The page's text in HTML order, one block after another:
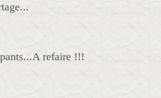
refaire !!!